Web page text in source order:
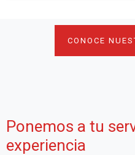
CONOCE
Ponemos a tu
experiencia